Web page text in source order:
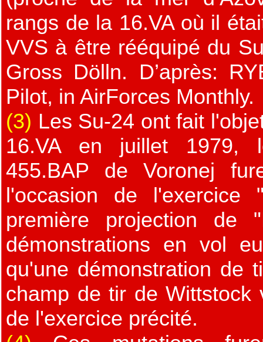
rangs de la 16.VA où il
VVS à être rééquipé du
Gross Dölln. D’après:
Pilot, in AirForces Monthly.
(3) Les Su-24 ont fait
16.VA en juillet 1979,
455.BAP de Voronej
l'occasion de
première projection de
démonstrations en vol
qu'une démonstration de
champ de tir de Wittstock
de l'exercice précité.